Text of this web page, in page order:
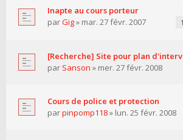
Inapte au cours porteur
parGig» mar. 27 févr. 2007 1
[Recherche] Site pour plan
par Sanson » mer. 27 févr. 2008
Cours de police et protection
parpinpomp118» lun. 25 févr. 2008